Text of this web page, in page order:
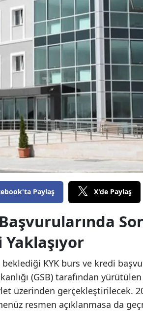
Paylaş X'de Paylaş
KYK burs ve kredi
(GSB) tarafından
üzerinden gerçekleştirilecek.
resmen açıklanmasa da